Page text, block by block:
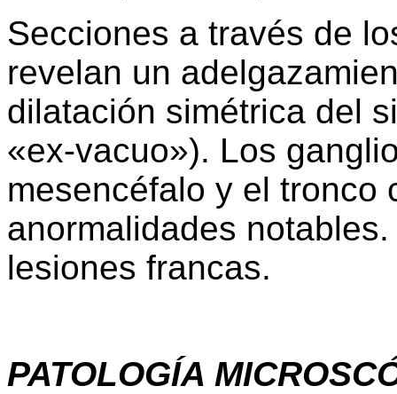
Secciones a través de
revelan un
dilatación simétrica del
«ex-vacuo»). Los
mesencéfalo y el tronco
anormalidades
lesiones francas.
PATOLOGÍA